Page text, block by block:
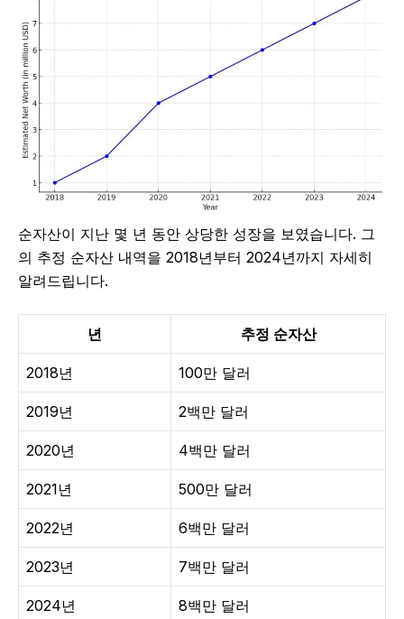
순자산이 지난 몇 년 동안 상당한 성장을 보였습니다. 그
의 추정 순자산 내역을 2018년부터 2024년까지 자세히
알려드립니다.
년 추정 순자산
2018년 100만 달러
2019년 2백만 달러
2020년 4백만 달러
2021년 500만 달러
2022년 6백만 달러
2023년 7백만 달러
2024년 8백만 달러